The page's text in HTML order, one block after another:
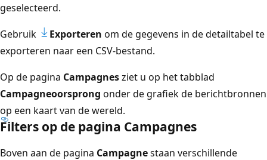
geselecteerd.
Gebruik
Exporteren om de gegevens in de detailtabel te
exporteren naar een CSV-bestand.
Op de pagina Campagnesziet u op het tabblad
Campagneoorsprong onder de grafiek de berichtbronnen
op een kaart van de wereld.
Filters op de pagina Campagnes
Boven aan de pagina Campagnestaan verschillende